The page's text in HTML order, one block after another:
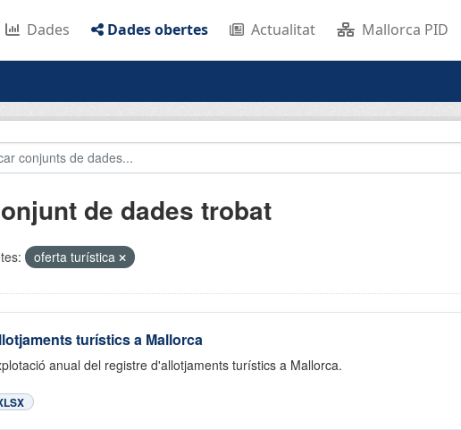
Dades Dades obertes Actualitat Mallorca PID
de dades trobat
oferta turística
turístics a Mallorca
anual del registre d'allotjaments turístics a Mallorca.